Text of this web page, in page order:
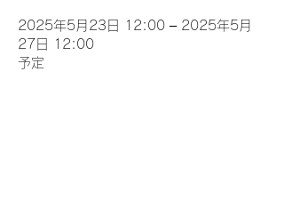
2025年5月23日 12:00 – 2025年5月
27日 12:00
予定